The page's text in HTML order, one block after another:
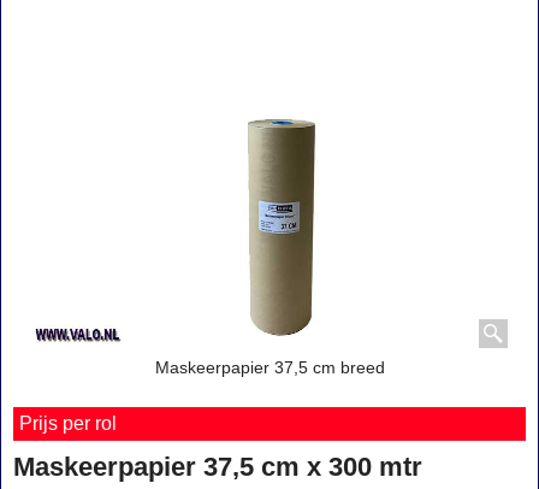
Maskeerpapier 37,5 cm breed
Prijs per rol
Maskeerpapier 37,5 cm x 300 mtr